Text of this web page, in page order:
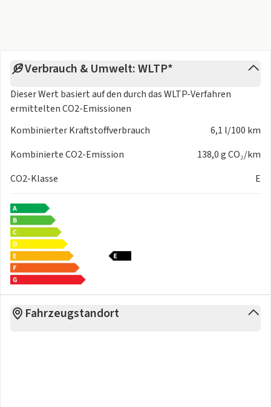
Verbrauch & Umwelt: WLTP*
Dieser Wert basiert auf den durch dasWLTP-Verfahren
ermittelten CO2-Emissionen
Kombinierter Kraftstoffverbrauch
6,1 l/100 km
Kombinierte CO2-Emission
138,0 g CO₂/km
CO2-Klasse
E
Fahrzeugstandort